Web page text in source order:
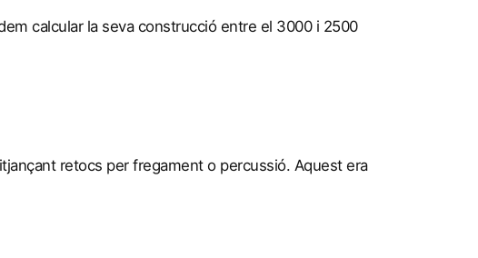
calcular la seva construcció entre el 3000 i 2500
retocs per fregament o percussió. Aquest era